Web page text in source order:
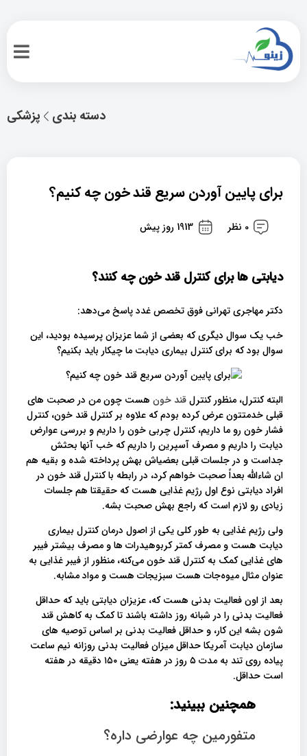
پزشکی دسته بندی
برای پایین آوردن سریع قند خون چه کنیم؟
0 نظر 1913 روز پیش
دیابتی ها برای کنترل قند خون چه کنند؟
دکتر مهاجری تهرانی فوق تخصص غدد پاسخ می‌دهد:
خب یک سوال دیگری که بعضی از شما عزیزان پرسیده بودید، این
سوال بود که برای کنترل بیماری دیابت ما چیکار باید بکنیم؟
البته کنترل، منظور کنترلقند خون هست چون من در صحبت‌ های
قبلی خدمتتون عرض کرده بودم که علاوه بر کنترل قند خون، کنترل
فشار خون رو ما داریم، کنترل چربی خون را داریم و بررسی عوارض
دیابت را داریم و مصرف آسپرین را داریم که خب آنها بحثش
جداست و در جلسات قبلی بعضیاش بهش پرداخته شده و بقیه هم
ان شاءالله‌ بعداً صحبت خواهم کرد، در رابطه با کنترل قند خون در
افراد دیابتی نوع اول رژیم غذایی هست که حقیقتا هم جلسات
زیادی رو لازم است که راجع بهش صحبت بشه.
ولی رژیم غذایی به طور کلی یکی از اصول درمان کنترل بیماری
دیابت هست و مصرف کمتر کربوهیدرات‌ ها و مصرف بیشتر فیبر
های غذایی کمک به کنترل قند خون می‌کنه، منظور از فیبر غذایی به
عنوان مثال میوه‌جات هست سبزیجات هست و مواد مشابه.
بعد از اون فعالیت بدنی هست که، عزیزان دیابتی باید که حداقل
فعالیت بدنی را در شبانه روز داشته باشند تا کمک به کاهش قند
شون بشه این کار، و حداقل فعالیت بدنی بر اساس توصیه های
سازمان دیابت آمریکا حداقل میزان فعالیت بدنی روزانه نیم ساعت
پیاده روی تند به مدت ۵ روز در هفته یعنی ۱۵۰ دقیقه در هفته
است حداقل.
همچنین ببینید:
متفورمین چه عوارضی داره؟